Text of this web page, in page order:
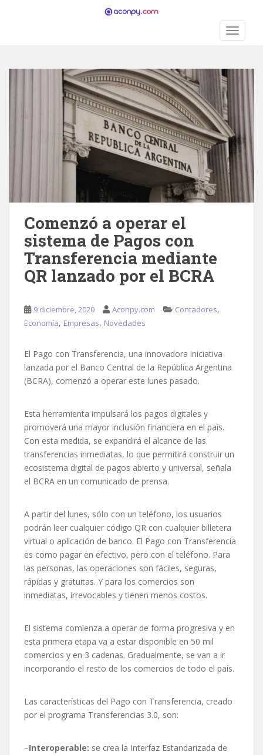
Comenzó a operar el
sistema de Pagos con
Transferencia mediante
QR lanzado por el BCRA
9 diciembre, 2020 Aconpy.com Contadores,
Economía, Empresas, Novedades
El Pago con Transferencia, una innovadora iniciativa
lanzada por el Banco Central de la República Argentina
(BCRA), comenzó a operar este lunes pasado.
Esta herramienta impulsará los pagos digitales y
promoverá una mayor inclusión financiera en el país.
Con esta medida, se expandirá el alcance de las
transferencias inmediatas, lo que permitirá construir un
ecosistema digital de pagos abierto y universal, señala
el BCRA en un comunicado de prensa.
A partir del lunes, sólo con un teléfono, los usuarios
podrán leer cualquier código QR con cualquier billetera
virtual o aplicación de banco. El Pago con Transferencia
es como pagar en efectivo, pero con el teléfono. Para
las personas, las operaciones son fáciles, seguras,
rápidas y gratuitas. Y para los comercios son
inmediatas, irrevocables y tienen menos costos.
El sistema comienza a operar de forma progresiva y en
esta primera etapa va a estar disponible en 50 mil
comercios y en 3 cadenas. Gradualmente, se van a ir
incorporando el resto de los comercios de todo el país.
Las características del Pago con Transferencia, creado
por el programa Transferencias 3.0, son:
–Interoperable: se crea la Interfaz Estandarizada de